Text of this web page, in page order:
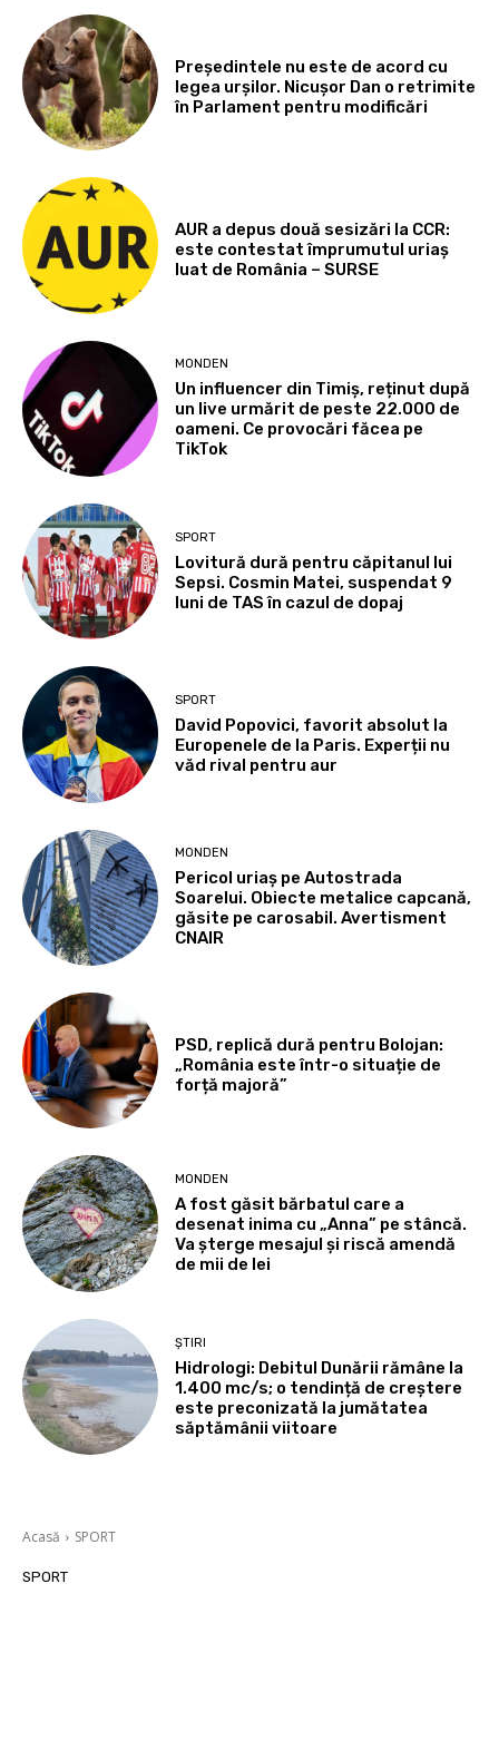
Președintele nu este de acord cu
legea urșilor. Nicușor Dan o retrimite
în Parlament pentru modificări
AUR a depus două sesizări la CCR:
este contestat împrumutul uriaș
luat de România – SURSE
MONDEN
Un influencer din Timiș, reținut după
un live urmărit de peste 22.000 de
oameni. Ce provocări făcea pe
TikTok
SPORT
Lovitură dură pentru căpitanul lui
Sepsi. Cosmin Matei, suspendat 9
luni de TAS în cazul de dopaj
SPORT
David Popovici, favorit absolut la
Europenele de la Paris. Experții nu
văd rival pentru aur
MONDEN
Pericol uriaș pe Autostrada
Soarelui. Obiecte metalice capcană,
găsite pe carosabil. Avertisment
CNAIR
PSD, replică dură pentru Bolojan:
„România este într-o situație de
forță majoră”
MONDEN
A fost găsit bărbatul care a
desenat inima cu „Anna” pe stâncă.
Va șterge mesajul și riscă amendă
de mii de lei
ȘTIRI
Hidrologi: Debitul Dunării rămâne la
1.400 mc/s; o tendință de creștere
este preconizată la jumătatea
săptămânii viitoare